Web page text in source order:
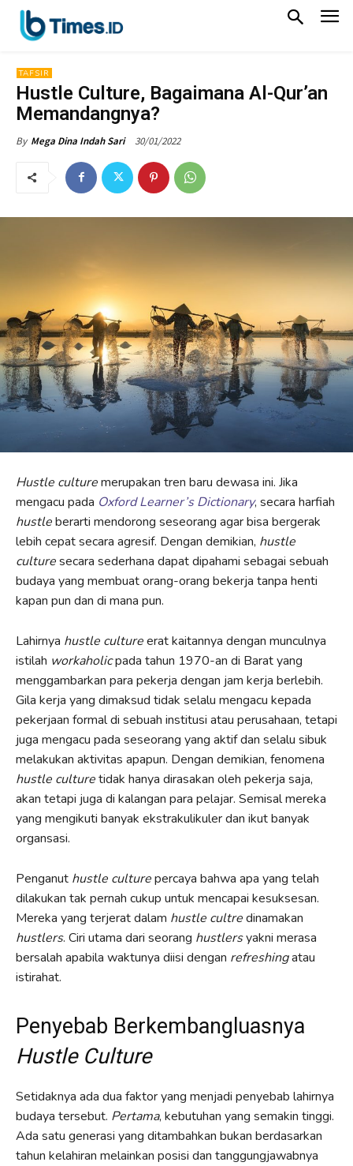
TAFSIR
Hustle Culture, Bagaimana Al-Qur’an
Memandangnya?
By Mega Dina Indah Sari 30/01/2022
Hustle culturemerupakan tren baru dewasa ini. Jika
mengacu pada Oxford Learner’s Dictionary, secara harfiah
hustleberarti mendorong seseorang agar bisa bergerak
lebih cepat secara agresif. Dengan demikian, hustle
culturesecara sederhana dapat dipahami sebagai sebuah
budaya yang membuat orang-orang bekerja tanpa henti
kapan pun dan di mana pun.
Lahirnya hustle cultureerat kaitannya dengan munculnya
istilah workaholicpada tahun 1970-an di Barat yang
menggambarkan para pekerja dengan jam kerja berlebih.
Gila kerja yang dimaksud tidak selalu mengacu kepada
pekerjaan formal di sebuah institusi atau perusahaan, tetapi
juga mengacu pada seseorang yang aktif dan selalu sibuk
melakukan aktivitas apapun. Dengan demikian, fenomena
hustle culturetidak hanya dirasakan oleh pekerja saja,
akan tetapi juga di kalangan para pelajar. Semisal mereka
yang mengikuti banyak ekstrakulikuler dan ikut banyak
organsasi.
Penganut hustle culturepercaya bahwa apa yang telah
dilakukan tak pernah cukup untuk mencapai kesuksesan.
Mereka yang terjerat dalam hustle cultredinamakan
hustlers. Ciri utama dari seorang hustlersyakni merasa
bersalah apabila waktunya diisi dengan refreshingatau
istirahat.
Penyebab Berkembangluasnya
Hustle Culture
Setidaknya ada dua faktor yang menjadi penyebab lahirnya
budaya tersebut. Pertama, kebutuhan yang semakin tinggi.
Ada satu generasi yang ditambahkan bukan berdasarkan
tahun kelahiran melainkan posisi dan tanggungjawabnya